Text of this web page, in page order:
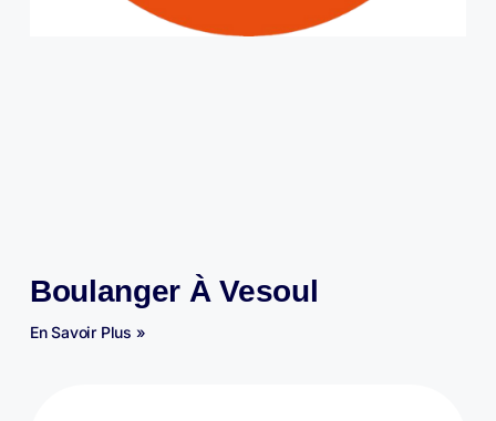
Boulanger À Vesoul
En Savoir Plus »